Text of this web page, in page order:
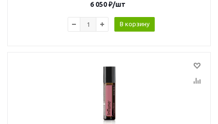
6 050₽/шт
В корзину